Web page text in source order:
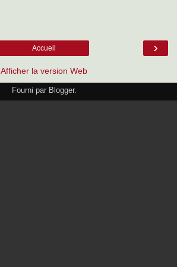
›
Accueil
Afficher la version Web
Fourni par Blogger.